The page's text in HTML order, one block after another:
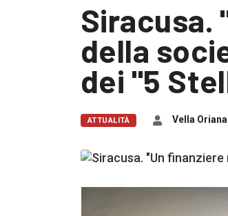
Siracusa.
della
dei "5
ATTUALITÀ Vella Oriana